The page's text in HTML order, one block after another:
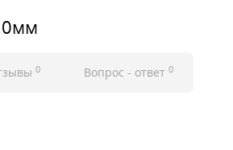
0 Вопрос - ответ 0